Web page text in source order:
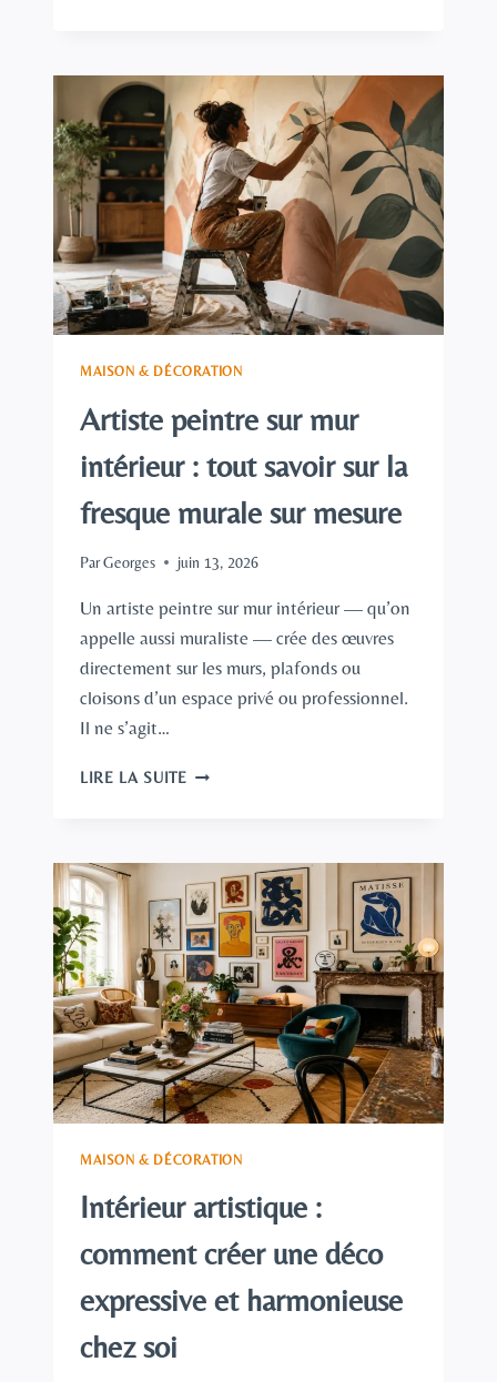
GUIDE
POUR
CHOISIR
ET
INTÉGRER
UNE
CÉRAMIQUE
MURALE
DANS
SA
DÉCO
MAISON & DÉCORATION
Artiste peintre sur mur
intérieur : tout savoir sur la
fresque murale sur mesure
ParGeorges juin 13, 2026
Un artiste peintre sur mur intérieur — qu’on
appelle aussi muraliste — crée des œuvres
directement sur les murs, plafonds ou
cloisons d’un espace privé ou professionnel.
Il ne s’agit…
LIRE LA SUITEARTISTE
INTÉRIEUR
:
TOUT
SAVOIR
SUR
LA
FRESQUE
MURALE
SUR
MESURE
MAISON & DÉCORATION
Intérieur artistique :
comment créer une déco
expressive et harmonieuse
chez soi